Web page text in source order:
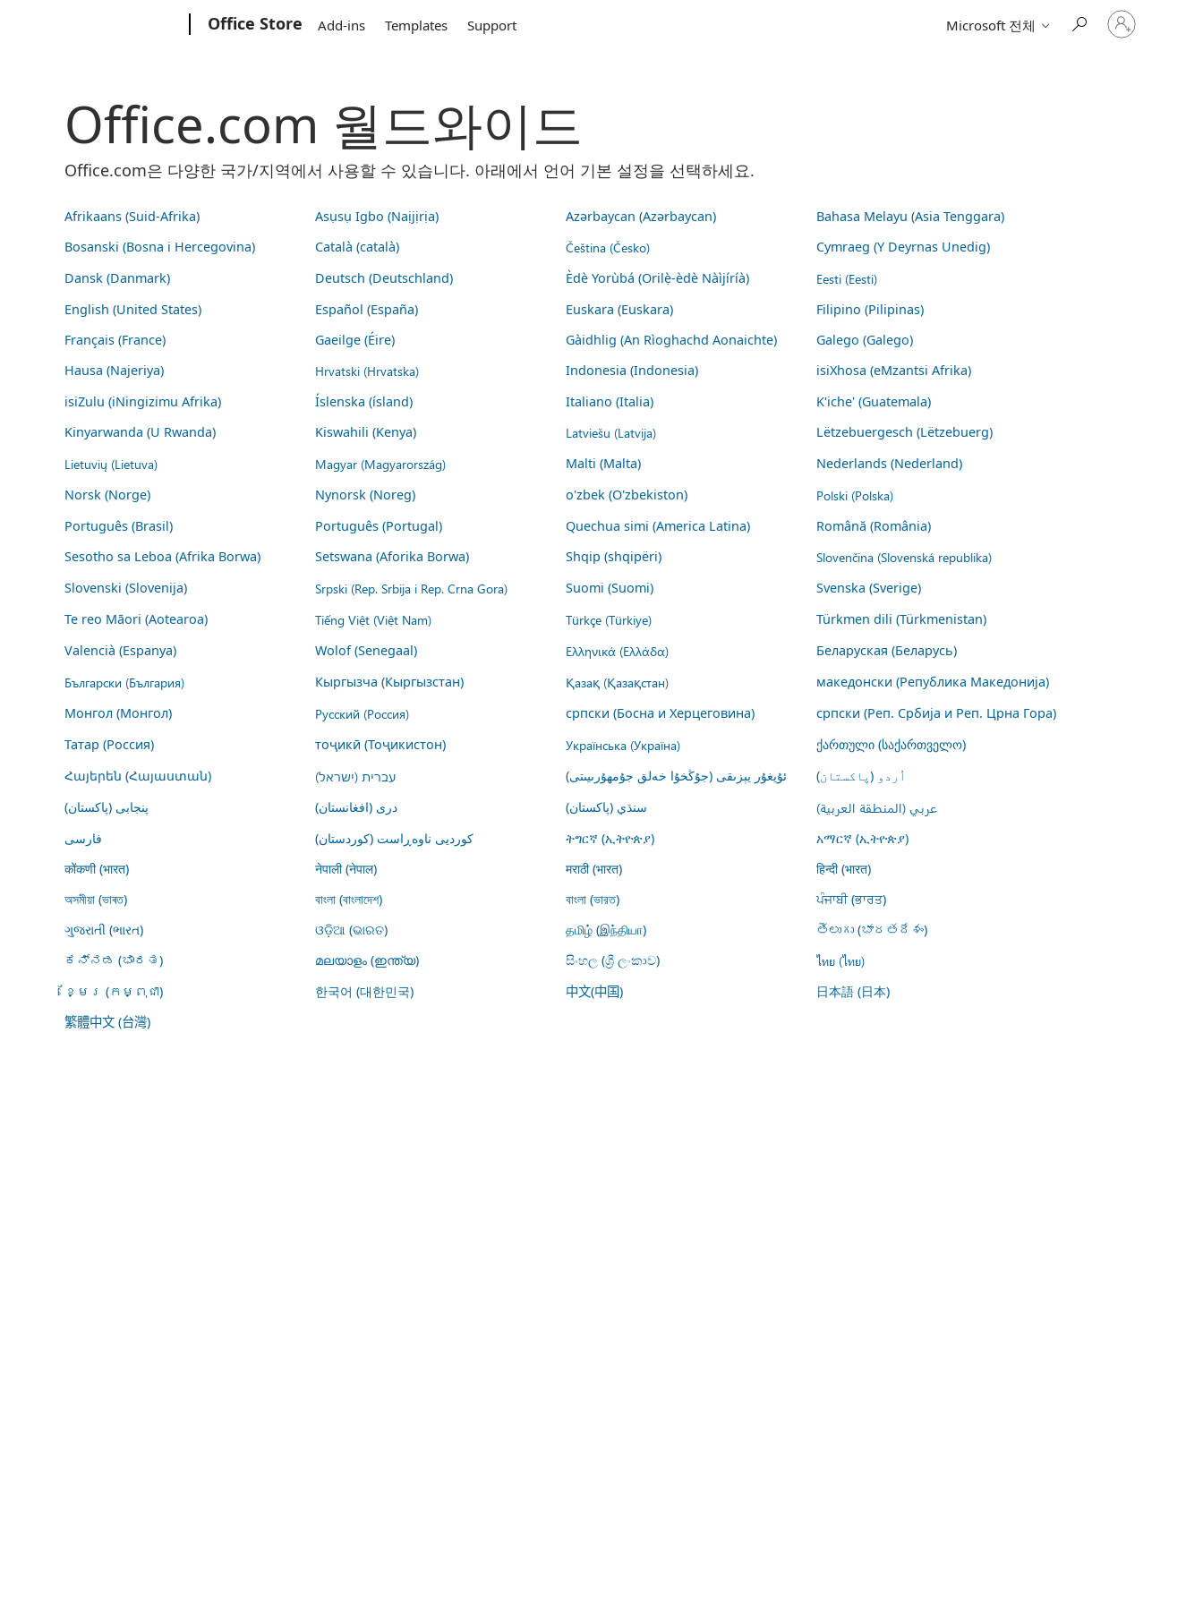
Office Store Add-ins Templates Support Microsoft 전체
귀
하
Office.com 월드와이드
Office.com은 다양한 국가/지역에서 사용할 수 있습니다. 아래에서 언어 기본 설정을 선택하세요.
Afrikaans (Suid-Afrika) Asụsụ Igbo (Naịjịrịa) Azərbaycan (Azərbaycan)
Bahasa Melayu (Asia Tenggara)
Bosanski (Bosna i Hercegovina)
Català (català) Čeština (Česko)
Cymraeg (Y Deyrnas Unedig)
Dansk (Danmark)
Deutsch (Deutschland) Èdè Yorùbá (Orilẹ̀-èdè Nàìjíríà) Eesti (Eesti)
English (United States) Español (España) Euskara (Euskara)
Filipino (Pilipinas)
Français (France)
Gaeilge (Éire) Gàidhlig (An Rìoghachd Aonaichte)
Galego (Galego)
Hausa (Najeriya)
Hrvatski (Hrvatska) Indonesia (Indonesia)
isiXhosa (eMzantsi Afrika)
isiZulu (iNingizimu Afrika)
Íslenska (ísland) Italiano (Italia)
K'iche' (Guatemala)
Kinyarwanda (U Rwanda)
Kiswahili (Kenya) Latviešu (Latvija) Lëtzebuergesch (Lëtzebuerg)
Lietuvių (Lietuva) Magyar (Magyarország) Malti (Malta)
Nederlands (Nederland)
Norsk (Norge)
Nynorsk (Noreg) o'zbek (O'zbekiston) Polski (Polska)
Português (Brasil) Português (Portugal) Quechua simi (America Latina)
Română (România)
Sesotho sa Leboa (Afrika Borwa)
Setswana (Aforika Borwa) Shqip (shqipëri) Slovenčina (Slovenská republika)
Slovenski (Slovenija) Srpski (Rep. Srbija i Rep. Crna Gora) Suomi (Suomi)
Svenska (Sverige)
Te reo Māori (Aotearoa)
Tiếng Việt (Việt Nam) Türkçe (Türkiye)
Türkmen dili (Türkmenistan)
Valencià (Espanya)
Wolof (Senegaal) Ελληνικά (Ελλάδα) Беларуская (Беларусь)
Български (България) Кыргызча (Кыргызстан) Қазақ (Қазақстан)
македонски (Република Македонија)
Монгол (Монгол)
Русский (Россия) српски (Босна и Херцеговина)
српски (Реп. Србија и Реп. Црна Гора)
Татар (Россия)
тоҷикӣ (Тоҷикистон) Українська (Україна)
ქართული (საქართველო)
Հայերեն (Հայաստան)
עברית (ישראל) ئۇيغۇر يېزىقى (جۇڭخۇا خەلق جۇمھۇرىيىتى)
اُردو (پاکستان)
پنجابی (پاکستان)
درى (افغانستان) سنڌي (پاکستان) عربي (المنطقة العربية)
فارسى کوردیی ناوەڕاست (کوردستان) ትግርኛ (ኢትዮጵያ)
አማርኛ (ኢትዮጵያ)
कोंकणी (भारत)
नेपाली (नेपाल) मराठी (भारत)
हिन्दी (भारत)
অসমীয়া (ভাৰত)
বাংলা (বাংলাদেশ) বাংলা (ভারত)
ਪੰਜਾਬੀ (ਭਾਰਤ)
ગુજરાતી (ભારત)
ଓଡ଼ିଆ (ଭାରତ) தமிழ் (இந்தியா)
తెలుగు (భారతదేశం)
ಕನ್ನಡ (ಭಾರತ)
മലയാളം (ഇന്ത്യ) සිංහල (ශ්‍රී ලංකාව) ไทย (ไทย)
ខ្មែរ (កម្ពុជា) 한국어 (대한민국) 中文(中国)
日本語 (日本)
繁體中文 (台灣)